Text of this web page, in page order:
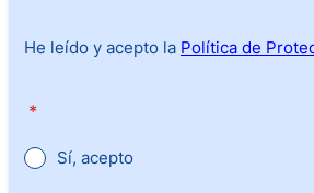
He leído y acepto la Política de
*
Sí, acepto